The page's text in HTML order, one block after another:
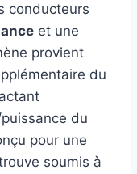
conducteurs
et une
provient
du
du
pour une
soumis à